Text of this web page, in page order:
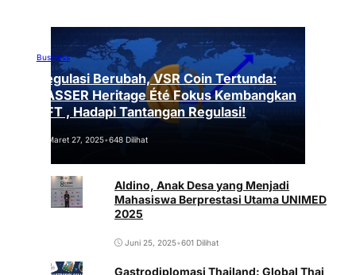
Business
Regulasi Berubah, VSR Coin Tertunda:
VASSER Heritage Été Fokus Kembangkan
NFT , Hadapi Tantangan Regulasi!
Maret 27, 2025•648 Dilihat
Aldino, Anak Desa yang Menjadi
Mahasiswa Berprestasi Utama UNIMED
2025
Juni 25, 2025•601 Dilihat
Gastrodiplomasi Thailand: Global Thai